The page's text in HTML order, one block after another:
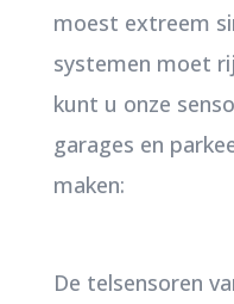
moest extreem
systemen moet
kunt u onze
garages en
maken:
De telsensoren